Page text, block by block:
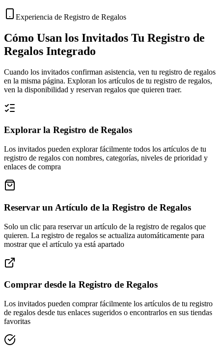
Experiencia de Registro de Regalos
Cómo Usan los Invitados Tu Registro de
Regalos Integrado
Cuando los invitados confirman asistencia, ven tu registro de regalos
en la misma página. Exploran los artículos de tu registro de regalos,
ven la disponibilidad y reservan regalos que quieren traer.
Explorar la Registro de Regalos
Los invitados pueden explorar fácilmente todos los artículos de tu
registro de regalos con nombres, categorías, niveles de prioridad y
enlaces de compra
Reservar un Artículo de la Registro de Regalos
Solo un clic para reservar un artículo de la registro de regalos que
quieren. La registro de regalos se actualiza automáticamente para
mostrar que el artículo ya está apartado
Comprar desde la Registro de Regalos
Los invitados pueden comprar fácilmente los artículos de tu registro
de regalos desde tus enlaces sugeridos o encontrarlos en sus tiendas
favoritas